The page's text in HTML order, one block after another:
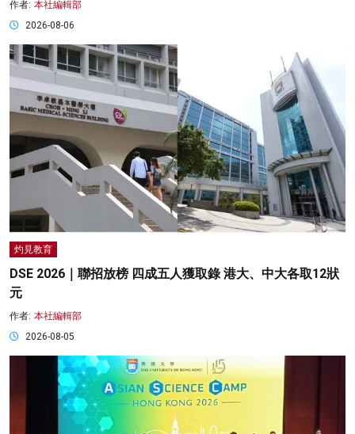
作者: 本社編輯部
2026-08-06
灼見教育
DSE 2026｜聯招放榜 四成五人獲取錄 港大、中大各取12狀
元
作者: 本社編輯部
2026-08-05